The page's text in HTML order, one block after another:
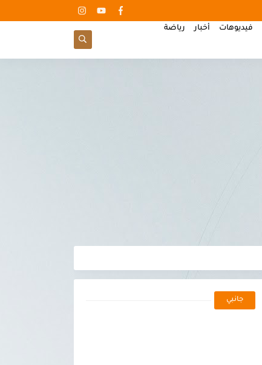
فيديوهات أخبار رياضة
جانبي